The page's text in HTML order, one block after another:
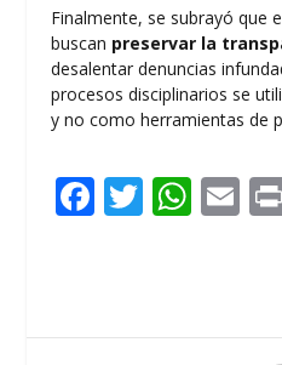
Finalmente, se subrayó que
buscan preservar la
desalentar denuncias
procesos disciplinarios se
y no como herramientas de
F
o
T W
A
E